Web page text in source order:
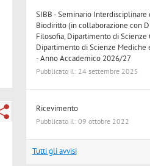
SIBB - Seminario Interdisciplinare
Biodiritto (in collaborazione con
Filosofia, Dipartimento di Scienze
Dipartimento di Scienze Mediche
- Anno Accademico 2026/27
Pubblicato il: 24 settembre 2025
Ricevimento
Pubblicato il: 09 ottobre 2022
Tutti gli avvisi